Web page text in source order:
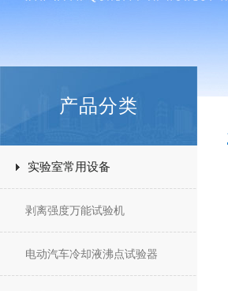
产品分类
实验室常用设备
剥离强度万能试验机
电动汽车冷却液沸点试验器